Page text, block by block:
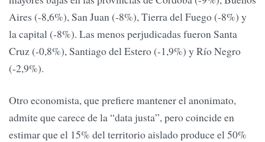
Aires (-8,6%), San Juan (-8%), Tierra del Fuego (-8%) y
la capital (-8%). Las menos perjudicadas fueron Santa
Cruz (-0,8%), Santiago del Estero (-1,9%) y Río Negro
(-2,9%).
Otro economista, que prefiere mantener el anonimato,
admite que carece de la “data justa”, pero coincide en
estimar que el 15% del territorio aislado produce el 50%